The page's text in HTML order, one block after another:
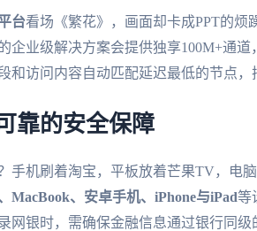
台看场《繁花》，画面却卡成PPT的
企业级解决方案会提供独享100M+通
和访问内容自动匹配延迟最低的节点，
靠的安全保障
手机刷着淘宝，平板放着芒果TV，电
MacBook、安卓手机、iPhone与iPad等
网银时，需确保金融信息通过银行同